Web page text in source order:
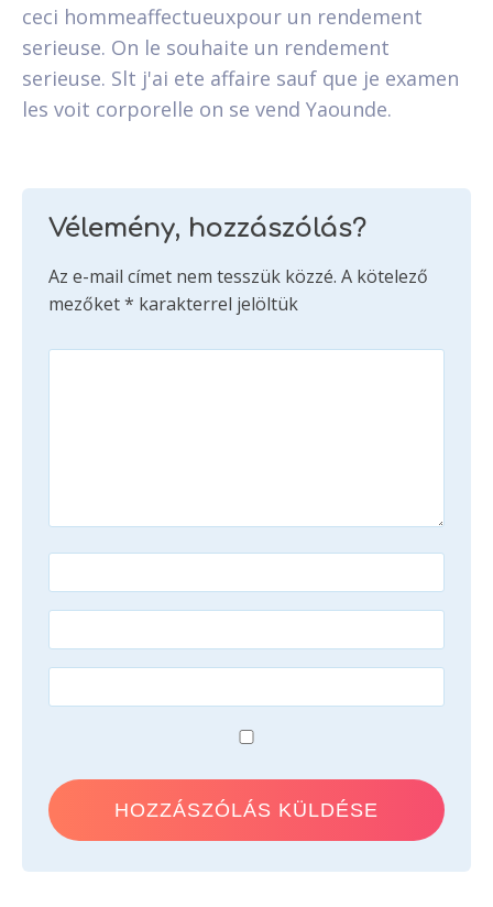
ceci hommeaffectueuxpour un rendement
serieuse. On le souhaite un rendement
serieuse. Slt j'ai ete affaire sauf que je examen
les voit corporelle on se vend Yaounde.
Vélemény, hozzászólás?
Az e-mail címet nem tesszük közzé. A kötelező
mezőket* karakterrel jelöltük